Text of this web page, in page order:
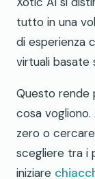
tutto in una
di esperienza
virtuali basate
Questo rende
cosa
zero o
scegliere tra i
iniziare